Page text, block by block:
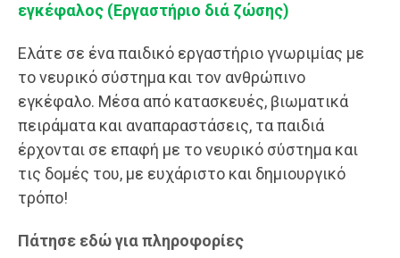
εγκέφαλος (Εργαστήριο διά ζώσης)
Ελάτε σε ένα παιδικό εργαστήριο γνωριμίας με
το νευρικό σύστημα και τον ανθρώπινο
εγκέφαλο. Μέσα από κατασκευές, βιωματικά
πειράματα και αναπαραστάσεις, τα παιδιά
έρχονται σε επαφή με το νευρικό σύστημα και
τις δομές του, με ευχάριστο και δημιουργικό
τρόπο!
Πάτησε εδώ για πληροφορίες